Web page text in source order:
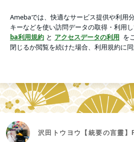
アプリをダウンロードして ブログの更新
ょう。
沢田トウヨウ【統要の言靈